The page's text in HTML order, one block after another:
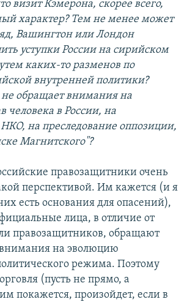
визит Кэмерона, скорее всего,
характер? Тем не менее может
Вашингтон или Лондон
уступки России на сирийском
каких-то разменов по
внутренней политики?
обращает внимания на
человека в России, на
на преследование оппозиции,
Магнитского"?
правозащитники очень
перспективой. Им кажется (и я
есть основания для опасений),
лица, в отличие от
правозащитников, обращают
на эволюцию
режима. Поэтому
(пусть не прямо, а
покажется, произойдет, если в